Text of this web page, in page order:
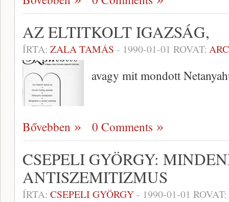
AZ ELTITKOLT IGAZSÁG,
ÍRTA: ZALA TAMÁS - 1990-01-01 ROVAT:
avagy mit mondott
Bővebben 0 Comments
CSEPELI GYÖRGY:
ANTISZEMITIZMUS
ÍRTA: CSEPELI GYÖRGY- 1990-01-01 ROVAT: